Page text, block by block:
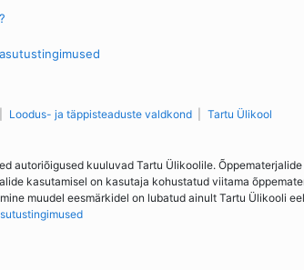
Loodus- ja täppisteaduste valdkond Tartu Ülikool
autoriõigused kuuluvad Tartu Ülikoolile.
kasutamisel on kasutaja kohustatud viitama
muudel eesmärkidel on lubatud ainult Tartu Ülikooli